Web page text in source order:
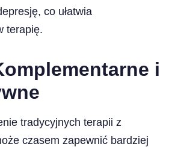
co ułatwia
terapię.
i
tradycyjnych terapii z
czasem zapewnić bardziej